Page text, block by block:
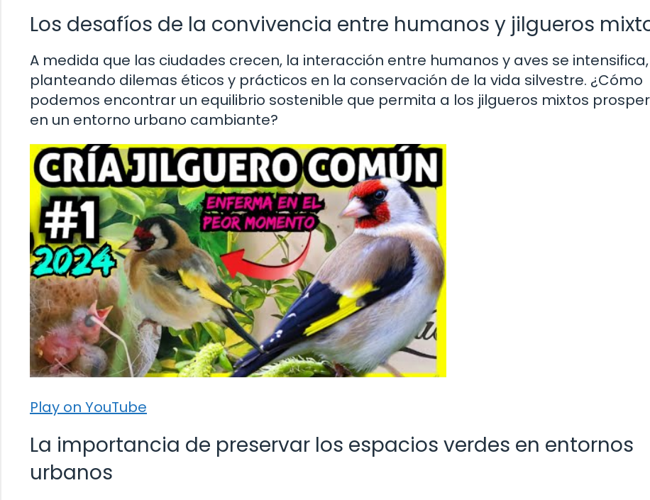
Los desafíos de la convivencia entre humanos y jilgueros
A medida que las ciudades crecen, la interacción entre humanos y aves se intensifica,
planteando dilemas éticos y prácticos en la conservación de la vida silvestre. ¿Cómo
podemos encontrar un equilibrio sostenible que permita a los jilgueros mixtos
en un entorno urbano cambiante?
Play on YouTube
La importancia de preservar los espacios verdes en entornos
urbanos